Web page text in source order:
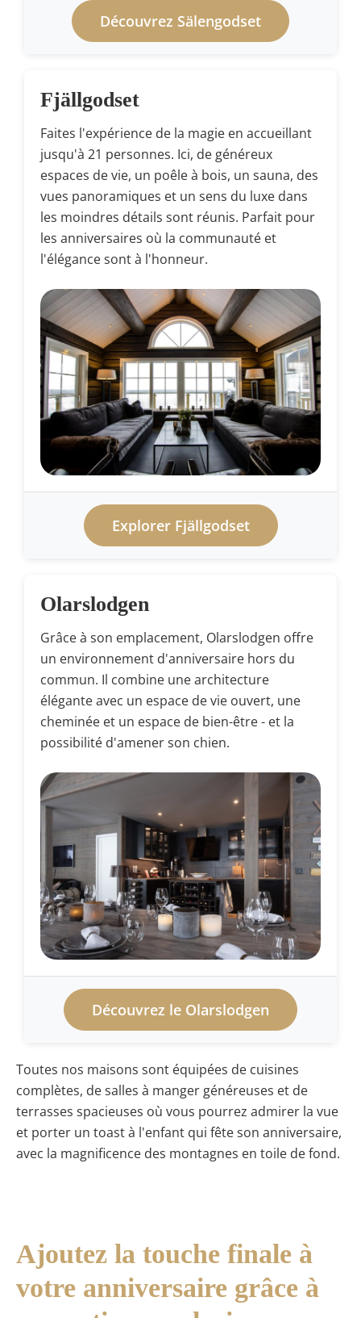
Découvrez Sälengodset
Fjällgodset
Faites l'expérience de la magie en accueillant
jusqu'à 21 personnes. Ici, de généreux
espaces de vie, un poêle à bois, un sauna, des
vues panoramiques et un sens du luxe dans
les moindres détails sont réunis. Parfait pour
les anniversaires où la communauté et
l'élégance sont à l'honneur.
Explorer Fjällgodset
Olarslodgen
Grâce à son emplacement, Olarslodgen offre
un environnement d'anniversaire hors du
commun. Il combine une architecture
élégante avec un espace de vie ouvert, une
cheminée et un espace de bien-être - et la
possibilité d'amener son chien.
Découvrez le Olarslodgen
Toutes nos maisons sont équipées de cuisines
complètes, de salles à manger généreuses et de
terrasses spacieuses où vous pourrez admirer la vue
et porter un toast à l'enfant qui fête son anniversaire,
avec la magnificence des montagnes en toile de fond.
Ajoutez la touche finale à
votre anniversaire grâce à